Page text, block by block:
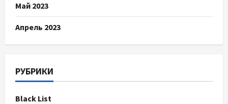
Май 2023
Апрель 2023
РУБРИКИ
Black List